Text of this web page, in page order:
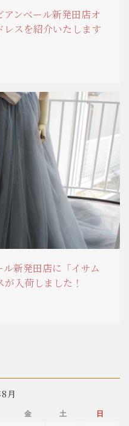
ンベール新発田店オ
スを紹介いたします
新発田店に「イサム
入荷しました！
月
金 土 日